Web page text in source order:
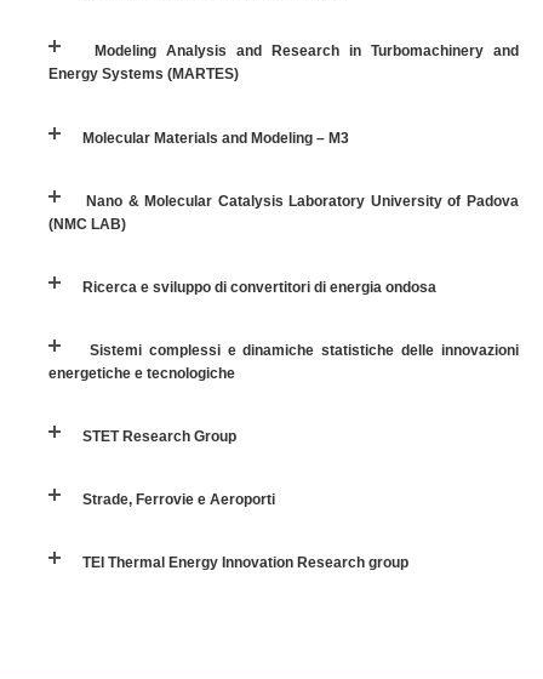
Nano & Molecular Catalysis Laboratory University of Padova (NMC LAB)
Ricerca e sviluppo di convertitori di energia ondosa
STET Research Group
tecnologiche
Strade, Ferrovie e Aeroporti
Modeling Analysis and Research in Turbomachinery and
Energy Systems (MARTES)
Molecular Materials and Modeling – M3
Nano & Molecular Catalysis Laboratory University of Padova
(NMC LAB)
Ricerca e sviluppo di convertitori di energia ondosa
Sistemi complessi e dinamiche statistiche delle innovazioni
energetiche e tecnologiche
STET Research Group
Strade, Ferrovie e Aeroporti
TEI Thermal Energy Innovation Research group